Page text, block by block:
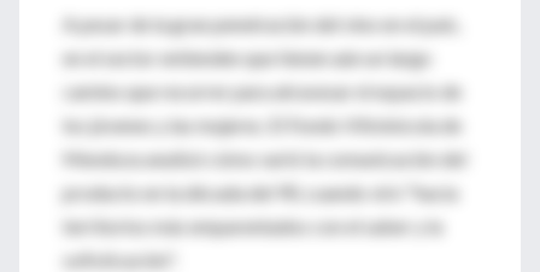
A pesar de la gran penetración del vino en el país,
en el sector entienden que tienen aún un largo
camino que recorrer para atravesar el espacio de
los jóvenes y las mujeres. El Fondo Vitivinícola de
Mendoza analizó cómo varió la comunicación del
producto en la década del 90, cuando viró "hacia
territorios más emparentados con el saber y la
sofisticación".